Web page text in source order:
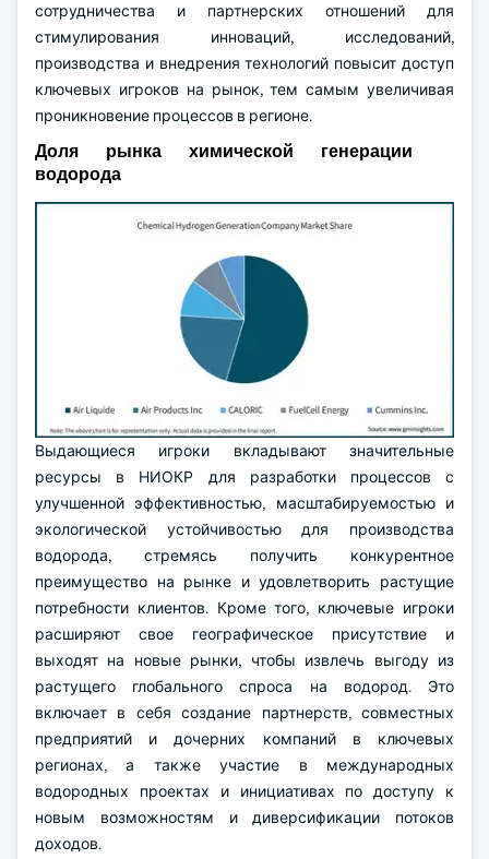
сотрудничества и партнерских отношений для
стимулирования инноваций, исследований,
производства и внедрения технологий повысит доступ
ключевых игроков на рынок, тем самым увеличивая
проникновение процессов в регионе.
Доля рынка химической генерации
водорода
Выдающиеся игроки вкладывают значительные
ресурсы в НИОКР для разработки процессов с
улучшенной эффективностью, масштабируемостью и
экологической устойчивостью для производства
водорода, стремясь получить конкурентное
преимущество на рынке и удовлетворить растущие
потребности клиентов. Кроме того, ключевые игроки
расширяют свое географическое присутствие и
выходят на новые рынки, чтобы извлечь выгоду из
растущего глобального спроса на водород. Это
включает в себя создание партнерств, совместных
предприятий и дочерних компаний в ключевых
регионах, а также участие в международных
водородных проектах и инициативах по доступу к
новым возможностям и диверсификации потоков
доходов.